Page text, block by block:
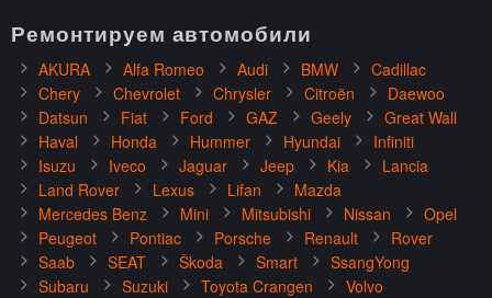
Ремонтируем автомобили
AKURA Alfa Romeo Audi BMW
Cadillac
Chery
Chevrolet Chrysler Citroën
Daewoo
Datsun
Fiat Ford GAZ Geely
Great Wall
Haval
Honda Hummer Hyundai
Infiniti
Isuzu
Iveco Jaguar Jeep Kia
Lancia
Land Rover
Lexus Lifan
Mazda
Mercedes Benz
Mini Mitsubishi Nissan
Opel
Peugeot
Pontiac Porsche Renault
Rover
Saab
SEAT Škoda Smart
SsangYong
Subaru
Suzuki Toyota Crangen
Volvo